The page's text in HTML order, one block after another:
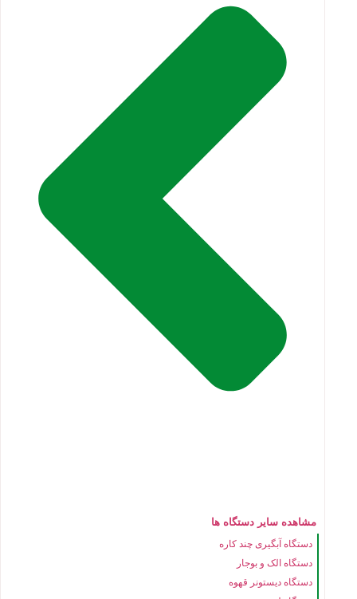
مشاهده سایر دستگاه ها
دستگاه آبگیری چند کاره
دستگاه الک و بوجار
دستگاه دیستونر قهوه